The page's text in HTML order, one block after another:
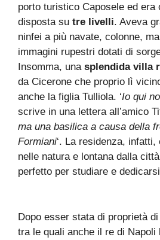
porto turistico Caposele ed era
disposta su tre livelli. Aveva
ninfei a più navate, colonne,
immagini rupestri dotati di
Insomma, una splendida villa
da Cicerone che proprio lì
anche la figlia Tulliola. ‘Io qui
scrive in una lettera all’amico
ma una basilica a causa della
Formiani‘. La residenza,
nelle natura e lontana dalla
perfetto per studiare e
Dopo esser stata di proprietà
tra le quali anche il re di Napoli